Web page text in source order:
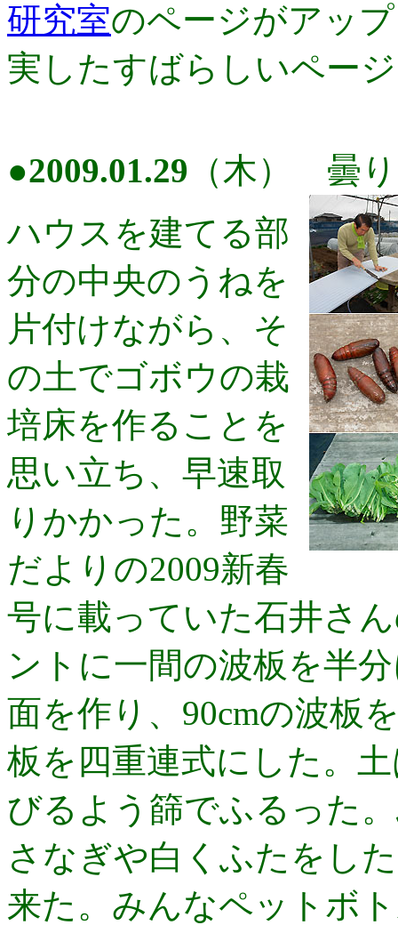
研究室のページがアッ
実したすばらしいペー
●2009.01.29 （木） 曇り
ハウスを建てる部
分の中央のうねを
片付けながら、そ
の土でゴボウの栽
培床を作ることを
思い立ち、早速取
りかかった。野菜
だよりの2009新春
号に載っていた石井さ
ントに一間の波板を半
面を作り、90cmの波板
板を四重連式にした。
びるよう篩でふるった
さなぎや白くふたをし
来た。みんなペットボ